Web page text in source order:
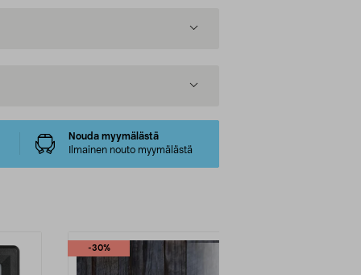
Nouda myymälästä
Ilmainen nouto myymälästä
-30%